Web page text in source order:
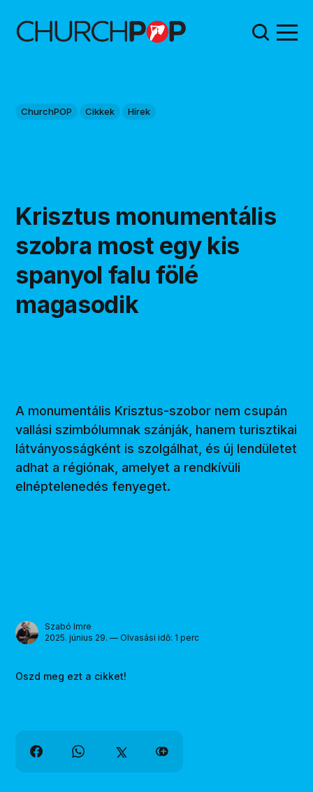
ChurchPOP Cikkek Hírek
Krisztus monumentális
szobra most egy kis
spanyol falu fölé
magasodik
A monumentális Krisztus-szobor nem csupán
vallási szimbólumnak szánják, hanem turisztikai
látványosságként is szolgálhat, és új lendületet
adhat a régiónak, amelyet a rendkívüli
elnéptelenedés fenyeget.
Szabó Imre
2025. június 29. — Olvasási idő: 1 perc
Oszd meg ezt a cikket!